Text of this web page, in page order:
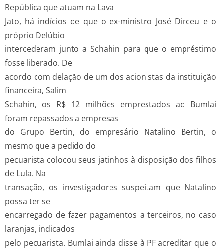
República que atuam na Lava
Jato, há indícios de que o ex-ministro José Dirceu e o
próprio Delúbio
intercederam junto a Schahin para que o empréstimo
fosse liberado. De
acordo com delação de um dos acionistas da instituição
financeira, Salim
Schahin, os R$ 12 milhões emprestados ao Bumlai
foram repassados a empresas
do Grupo Bertin, do empresário Natalino Bertin, o
mesmo que a pedido do
pecuarista colocou seus jatinhos à disposição dos filhos
de Lula. Na
transação, os investigadores suspeitam que Natalino
possa ter se
encarregado de fazer pagamentos a terceiros, no caso
laranjas, indicados
pelo pecuarista. Bumlai ainda disse à PF acreditar que o